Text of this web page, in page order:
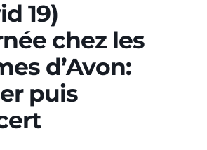
19)
chez les
d’Avon:
puis